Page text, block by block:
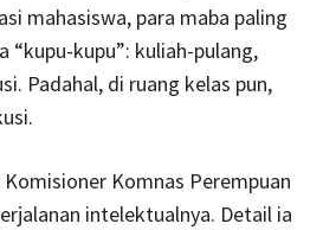
mahasiswa, para maba paling
“kupu-kupu”: kuliah-pulang,
Padahal, di ruang kelas pun,
Komnas Perempuan
intelektualnya. Detail ia